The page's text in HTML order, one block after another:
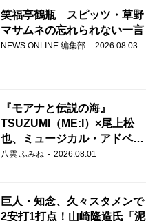
笑福亭鶴瓶 スピッツ・草野
マサムネの忘れられない一言
NEWS ONLINE 編集部 2026.08.03
『モアナと伝説の海』
TSUZUMI（ME:I）×尾上松
也、ミュージカル・アドベン
チャーで美声を響かせる
八雲 ふみね 2026.08.01
巨人・知念、久々スタメンで
2安打1打点！山崎隆造氏「泥